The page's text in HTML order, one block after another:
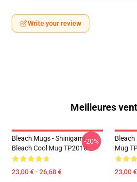
Write your review
Meilleures
Bleach Mugs - Shinigami
Bleach Cool Mug TP2010
23,00 € - 26,68 €
-20%
Bleach
Mug
23,00